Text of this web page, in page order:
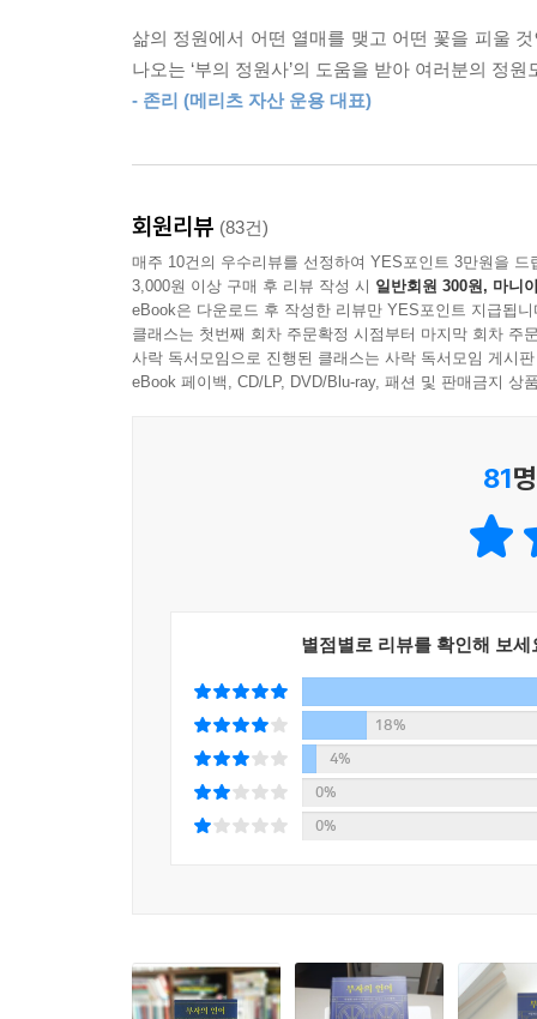
지미는 그 지를 두 번 읽었고, 책을 펼치고 있으니
자리에 세워진 두 개의 비석으로 터덜터덜 다가가
--- 「마지막 문장」 중에서
이 책은 단순히 부자 아빠가 아들에게 부자 되기
살 수 있지만, 물고기 잡는 방법을 가르쳐주면 평
『탈무드』가 교육 철학을 일깨운다면 『부자의
끊임없이 글로 쓰고 마음에 새기고 또 말로 전한
각 장은 모두 81가지 인생 수업으로 이루어져 있
셰익스피어, 투자의 귀재 워런 버핏 등 과거부터
부 자체보다는 부의 철학을, 부의 정신을, 부의
가지고 언어를 통해 변치 않는 가치를 전한다. 다
삶의 정원에서 어떤 열매를 맺고 어떤 꽃을 피울
나오는 ‘부의 정원사’의 도움을 받아 여러분의 정
- 존리 (메리츠 자산 운용 대표)
회원리뷰 (83건)
매주 10건의 우수리뷰를 선정하여 YES포인트 3만원을 드
3,000원 이상 구매 후 리뷰 작성 시 일반회원 300원, 마니
eBook은 다운로드 후 작성한 리뷰만 YES포인트 지급됩니
클래스는 첫번째 회차 주문확정 시점부터 마지막 회차 주
사락 독서모임으로 진행된 클래스는 사락 독서모임 게시
eBook 페이백, CD/LP, DVD/Blu-ray, 패션 및 판매금지 상
81
별점별로 리뷰를 확인해 보세
18%
4%
0%
0%